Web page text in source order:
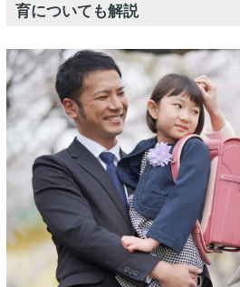
育についても解説